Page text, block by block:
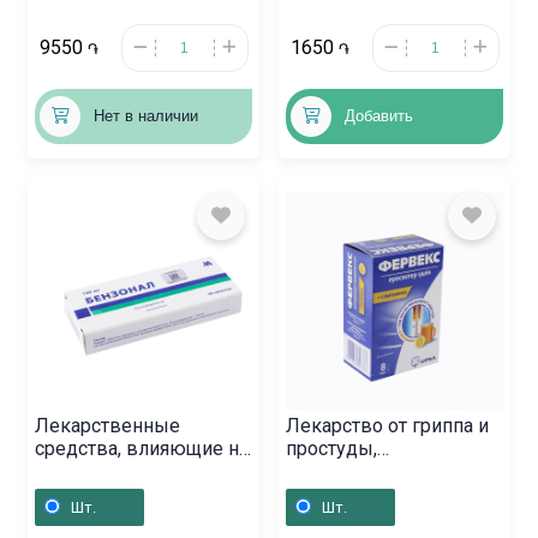
9550 ֏
Нет в наличии
1650 ֏
Добавить
Лекарственные
средства, влияющие на
«Бензонал» 100мг,
Հայաստան
Шт.
Лекарство от гриппа и
простуды,
порошок «Фервекс»,
Ֆրանսիա
Шт.